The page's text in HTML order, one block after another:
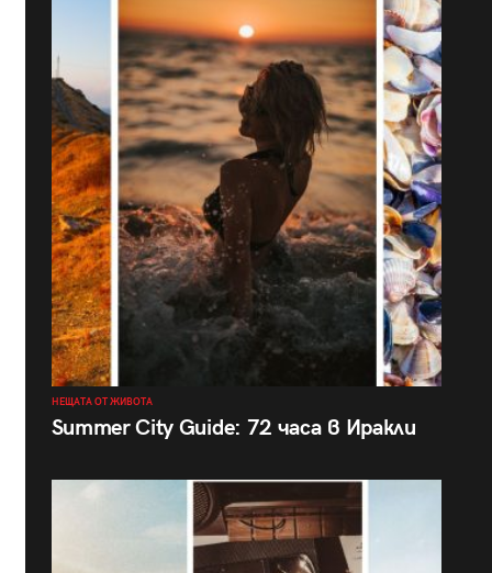
НЕЩАТА ОТ ЖИВОТА
Summer City Guide: 72 часа в Иракли